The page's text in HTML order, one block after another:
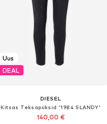
Uus
DEAL
DIESEL
Kitsas Teksapüksid '1984 SLANDY'
140,00 €